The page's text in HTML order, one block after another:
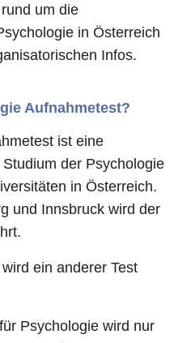
um die
in Österreich
Infos.
Aufnahmetest?
ist eine
der Psychologie
in Österreich.
und Innsbruck wird der
ein anderer Test
Psychologie wird nur